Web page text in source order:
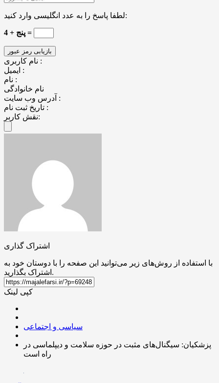
لطفا پاسخ را به عدد انگلیسی وارد کنید:
پنج + 4 =
نام کاربری :
ایمیل :
نام :
نام خانوادگی
آدرس وب سایت :
تاریخ ثبت نام :
نقش کاربر:
اشتراک گذاری
با استفاده از روش‌های زیر می‌توانید این صفحه را با دوستان خود به
اشتراک بگذارید.
کپی لینک
سیاسی و اجتماعی
پزشکیان: سیگنال‌های مثبت در حوزه سلامت و دیپلماسی در
راه است